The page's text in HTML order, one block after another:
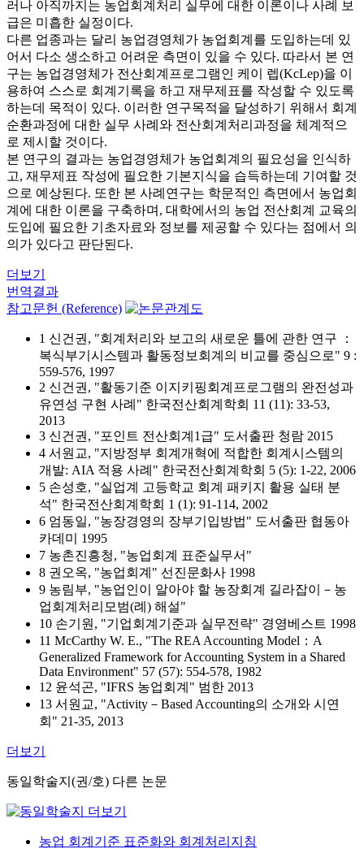
러나 아직까지는 농업회계처리 실무에 대한 이론이나 사례 보
급은 미흡한 실정이다.
다른 업종과는 달리 농업경영체가 농업회계를 도입하는데 있
어서 다소 생소하고 어려운 측면이 있을 수 있다. 따라서 본 연
구는 농업경영체가 전산회계프로그램인 케이 렙(KcLep)을 이
용하여 스스로 회계기록을 하고 재무제표를 작성할 수 있도록
하는데 목적이 있다. 이러한 연구목적을 달성하기 위해서 회계
순환과정에 대한 실무 사례와 전산회계처리과정을 체계적으
로 제시할 것이다.
본 연구의 결과는 농업경영체가 농업회계의 필요성을 인식하
고, 재무제표 작성에 필요한 기본지식을 습득하는데 기여할 것
으로 예상된다. 또한 본 사례연구는 학문적인 측면에서 농업회
계에 대한 이론을 구축하며, 대학에서의 농업 전산회계 교육의
도입에 필요한 기초자료와 정보를 제공할 수 있다는 점에서 의
의가 있다고 판단된다.
더보기
번역결과
참고문헌 (Reference)
1 신건권, "회계처리와 보고의 새로운 틀에 관한 연구 ：
복식부기시스템과 활동정보회계의 비교를 중심으로" 9 :
559-576, 1997
2 신건권, "활동기준 이지키핑회계프로그램의 완전성과
유연성 구현 사례" 한국전산회계학회 11 (11): 33-53,
2013
3 신건권, "포인트 전산회계1급" 도서출판 청람 2015
4 서원교, "지방정부 회계개혁에 적합한 회계시스템의
개발: AIA 적용 사례" 한국전산회계학회 5 (5): 1-22, 2006
5 손성호, "실업계 고등학교 회계 패키지 활용 실태 분
석" 한국전산회계학회 1 (1): 91-114, 2002
6 엄동일, "농장경영의 장부기입방법" 도서출판 협동아
카데미 1995
7 농촌진흥청, "농업회계 표준실무서"
8 권오옥, "농업회계" 선진문화사 1998
9 농림부, "농업인이 알아야 할 농장회계 길라잡이－농
업회계처리모범(례) 해설"
10 손기원, "기업회계기준과 실무전략" 경영베스트 1998
11 McCarthy W. E., "The REA Accounting Model：A
Generalized Framework for Accounting System in a Shared
Data Environment" 57 (57): 554-578, 1982
12 윤석곤, "IFRS 농업회계" 범한 2013
13 서원교, "Activity－Based Accounting의 소개와 시연
회" 21-35, 2013
더보기
동일학술지(권/호) 다른 논문
농업 회계기준 표준화와 회계처리지침